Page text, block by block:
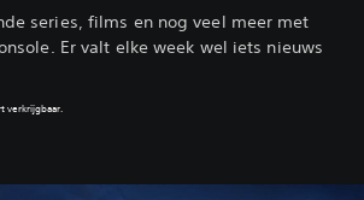
series, films en nog veel meer met
Er valt elke week wel iets nieuws
verkrijgbaar.